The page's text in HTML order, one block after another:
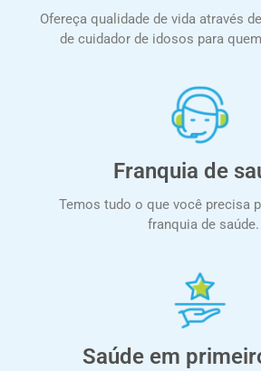
Ofereça qualidade de vida através
de cuidador de idosos para
Franquia de
Temos tudo o que você precisa
franquia de saúde.
Saúde em